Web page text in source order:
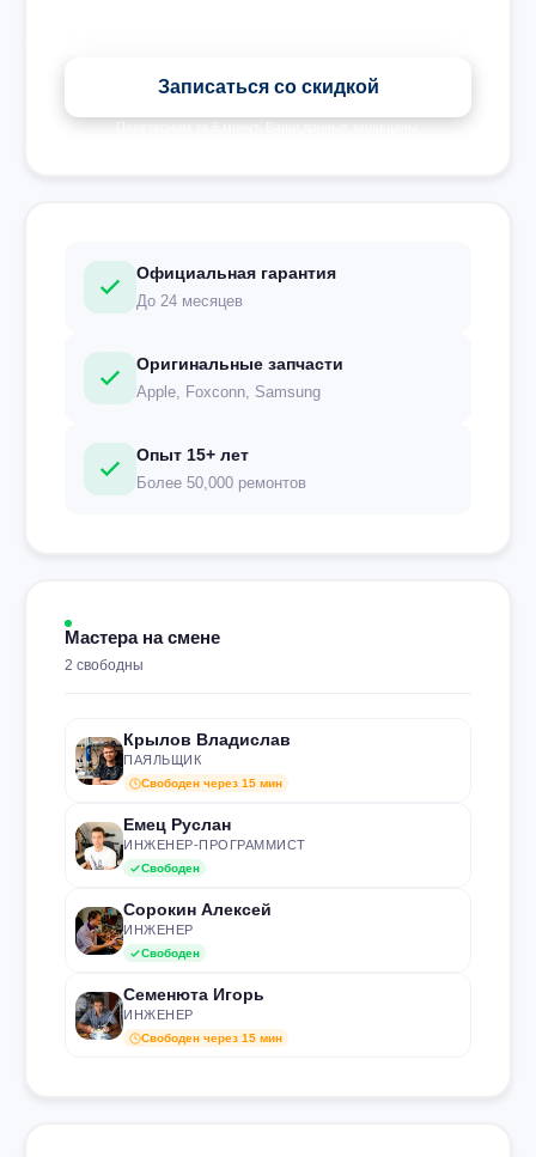
Записаться со скидкой
Официальная гарантия
До 24 месяцев
Оригинальные запчасти
Apple, Foxconn, Samsung
Опыт 15+ лет
Более 50,000 ремонтов
Мастера на смене
2 свободны
Крылов Владислав
ПАЯЛЬЩИК
Свободен через 15 мин
Емец Руслан
ИНЖЕНЕР-ПРОГРАММИСТ
Свободен
Сорокин Алексей
ИНЖЕНЕР
Свободен
Семенюта Игорь
ИНЖЕНЕР
Свободен через 15 мин